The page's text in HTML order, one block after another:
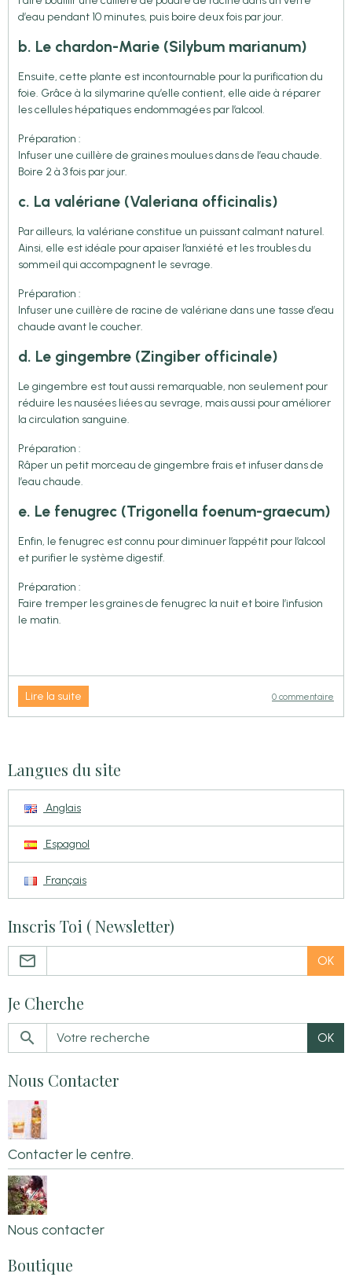
d’eau pendant 10 minutes, puis boire deux fois par jour.
b. Le chardon-Marie (Silybum marianum)
Ensuite, cette plante est incontournable pour la purification du
foie. Grâce à la silymarine qu’elle contient, elle aide à réparer
les cellules hépatiques endommagées par l’alcool.
Préparation :
Infuser une cuillère de graines moulues dans de l’eau chaude.
Boire 2 à 3 fois par jour.
c. La valériane (Valeriana officinalis)
Par ailleurs, la valériane constitue un puissant calmant naturel.
Ainsi, elle est idéale pour apaiser l’anxiété et les troubles du
sommeil qui accompagnent le sevrage.
Préparation :
Infuser une cuillère de racine de valériane dans une tasse d’eau
chaude avant le coucher.
d. Le gingembre (Zingiber officinale)
Le gingembre est tout aussi remarquable, non seulement pour
réduire les nausées liées au sevrage, mais aussi pour améliorer
la circulation sanguine.
Préparation :
Râper un petit morceau de gingembre frais et infuser dans de
l’eau chaude.
e. Le fenugrec (Trigonella foenum-graecum)
Enfin, le fenugrec est connu pour diminuer l’appétit pour l’alcool
et purifier le système digestif.
Préparation :
Faire tremper les graines de fenugrec la nuit et boire l’infusion
le matin.
Lire la suite 0 commentaire
Langues du site
Anglais
Espagnol
Français
Inscris Toi ( Newsletter)
OK
Je Cherche
OK
Nous Contacter
Contacter le centre.
Nous contacter
Boutique